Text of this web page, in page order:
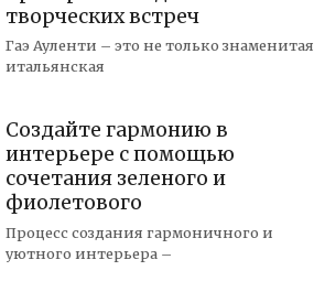
творческих встреч
Гаэ Ауленти – это не только знаменитая
итальянская
Создайте гармонию в
интерьере с помощью
сочетания зеленого и
фиолетового
Процесс создания гармоничного и
уютного интерьера –